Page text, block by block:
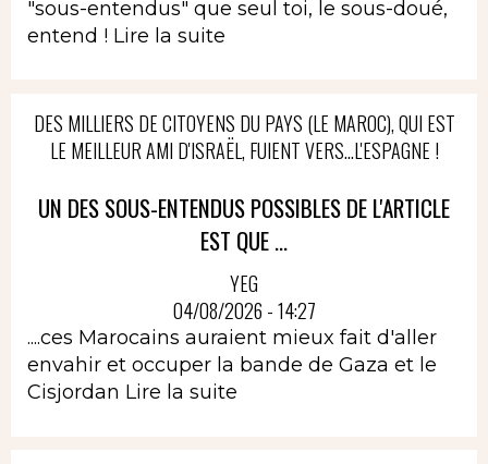
"sous-entendus" que seul toi, le sous-doué,
entend ! Lire la suite
DES MILLIERS DE CITOYENS DU PAYS (LE MAROC), QUI EST
LE MEILLEUR AMI D'ISRAËL, FUIENT VERS...L'ESPAGNE !
UN DES SOUS-ENTENDUS POSSIBLES DE L'ARTICLE
EST QUE ...
YEG
04/08/2026 - 14:27
....ces Marocains auraient mieux fait d'aller
envahir et occuper la bande de Gaza et le
Cisjordan Lire la suite